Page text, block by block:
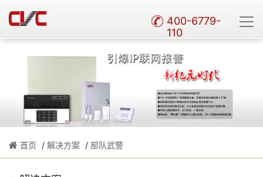
400-6779-
110
首页 / 解决方案 / 部队武警